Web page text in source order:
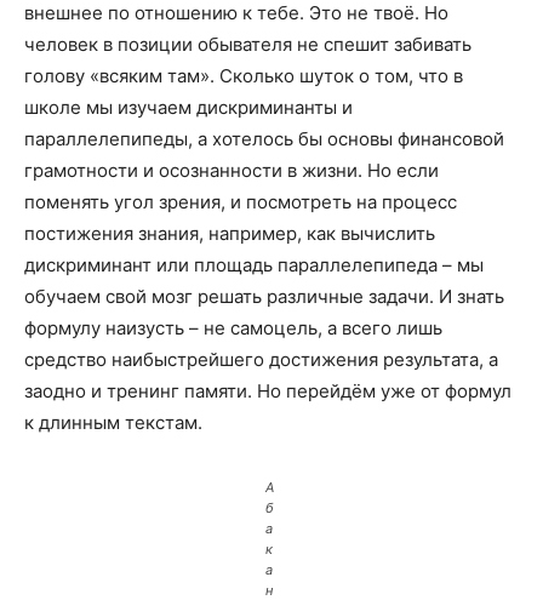
внешнее по отношению к тебе. Это не твоё. Но
человек в позиции обывателя не спешит забивать
голову «всяким там». Сколько шуток о том, что в
школе мы изучаем дискриминанты и
параллелепипеды, а хотелось бы основы финансовой
грамотности и осознанности в жизни. Но если
поменять угол зрения, и посмотреть на процесс
постижения знания, например, как вычислить
дискриминант или площадь параллелепипеда – мы
обучаем свой мозг решать различные задачи. И знать
формулу наизусть – не самоцель, а всего лишь
средство наибыстрейшего достижения результата, а
заодно и тренинг памяти. Но перейдём уже от формул
к длинным текстам.
А
б
а
к
а
н